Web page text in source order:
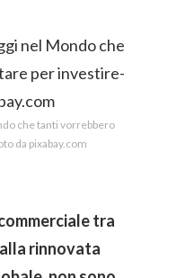
che tanti vorrebbero
da pixabay.com
tra
rinnovata